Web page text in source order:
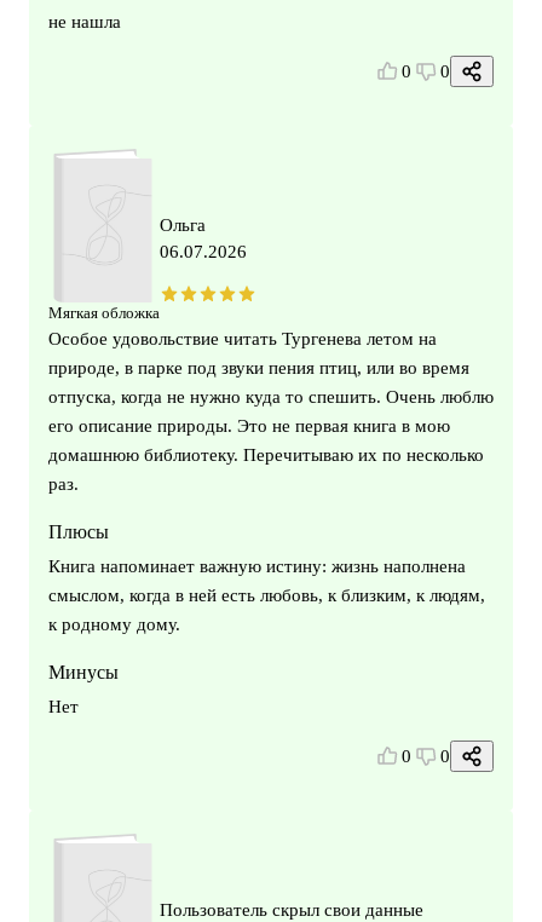
не нашла
0 0
Мягкая обложка
Ольга
06.07.2026
Особое удовольствие читать Тургенева летом на
природе, в парке под звуки пения птиц, или во время
отпуска, когда не нужно куда то спешить. Очень люблю
его описание природы. Это не первая книга в мою
домашнюю библиотеку. Перечитываю их по несколько
раз.
Плюсы
Книга напоминает важную истину: жизнь наполнена
смыслом, когда в ней есть любовь, к близким, к людям,
к родному дому.
Минусы
Нет
0 0
Пользователь скрыл свои данные